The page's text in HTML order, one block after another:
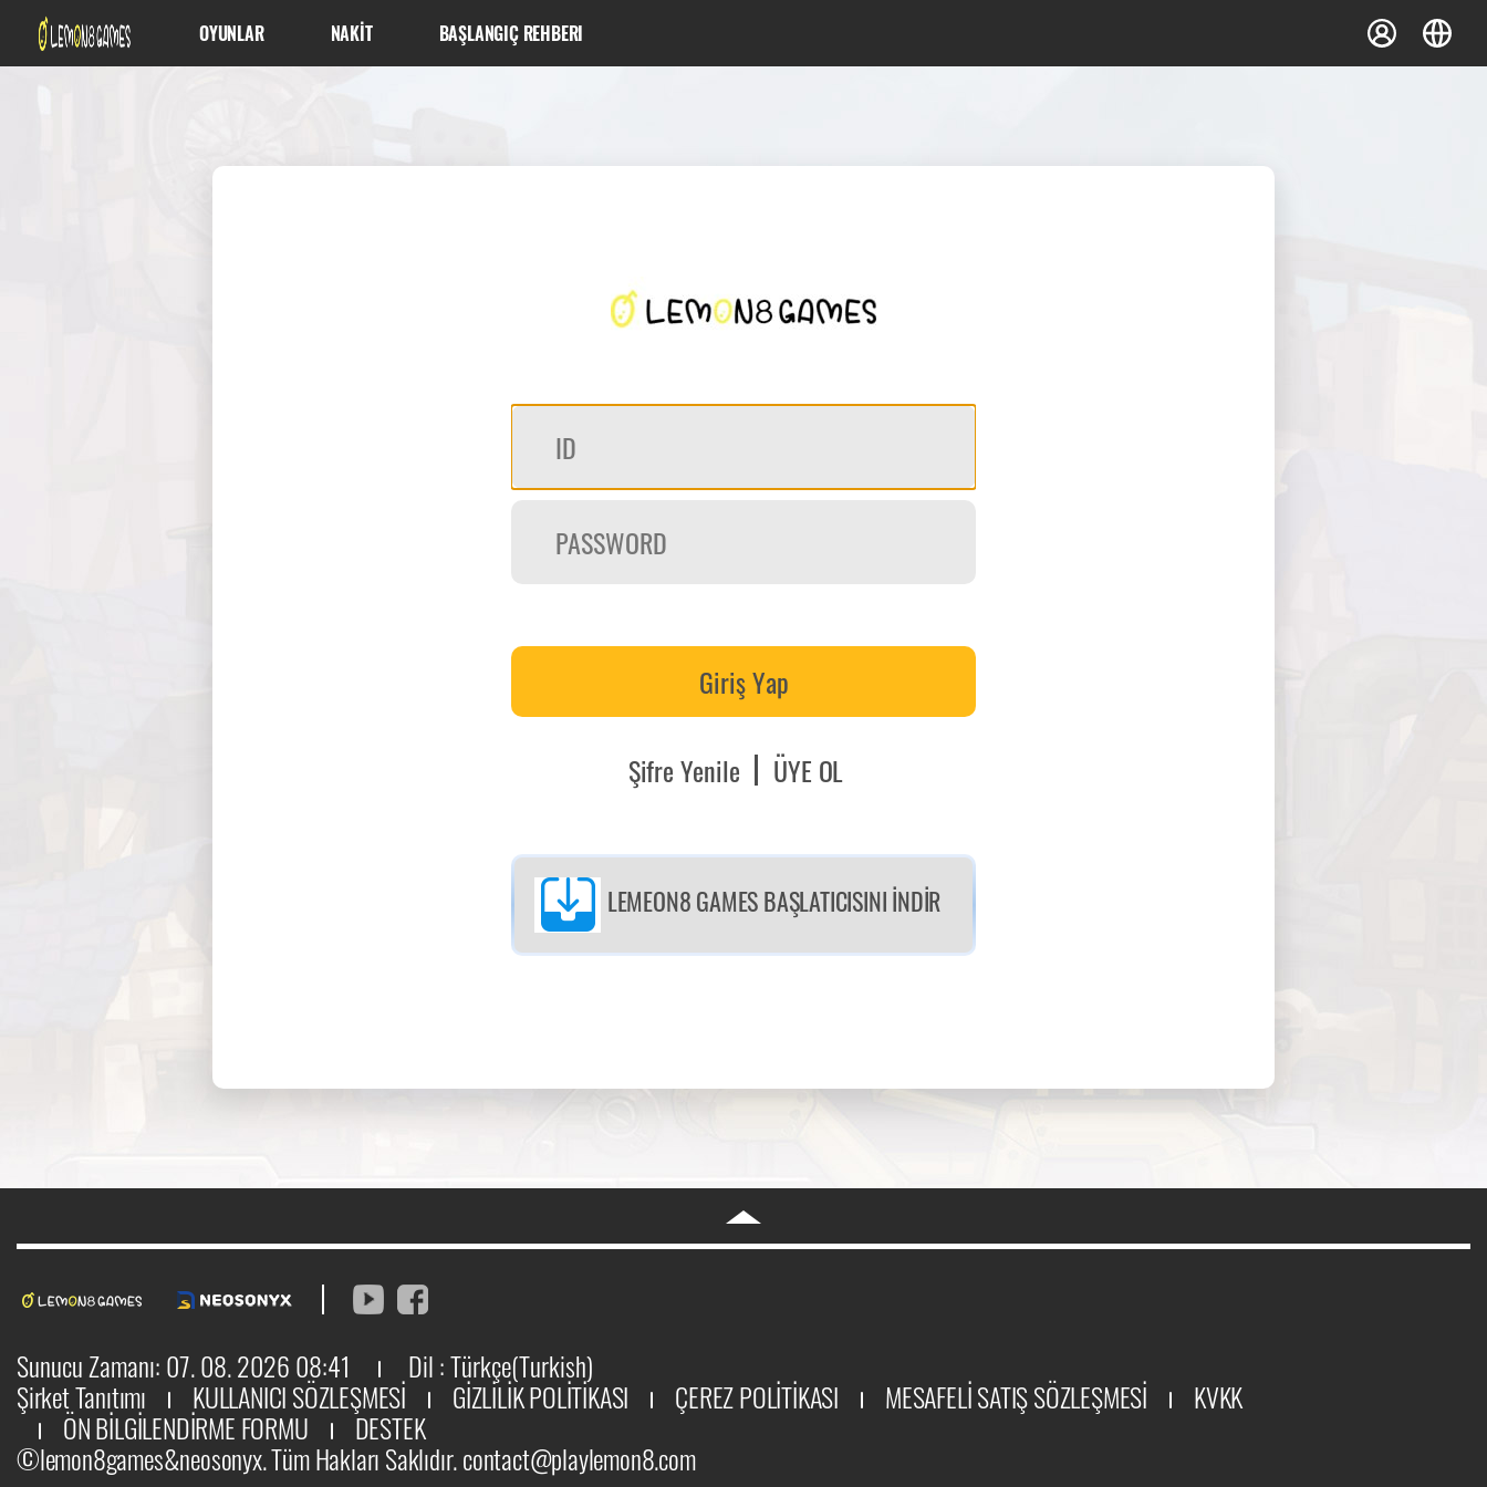
OYUNLAR NAKİT BAŞLANGIÇ REHBERI
Giriş Yap
Şifre Yenile ÜYE OL
LEMEON8 GAMES BAŞLATICISINI İNDİR
Sunucu Zamanı: 07. 08. 2026 08:41 Dil : Türkçe(Turkish)
Şirket Tanıtımı KULLANICI SÖZLEŞMESİ GİZLİLİK POLİTİKASI ÇEREZ POLİTİKASI MESAFELİ SATIŞ SÖZLEŞMESİ KVKK
ÖN BİLGİLENDİRME FORMU DESTEK
©lemon8games&neosonyx. Tüm Hakları Saklıdır.contact@playlemon8.com